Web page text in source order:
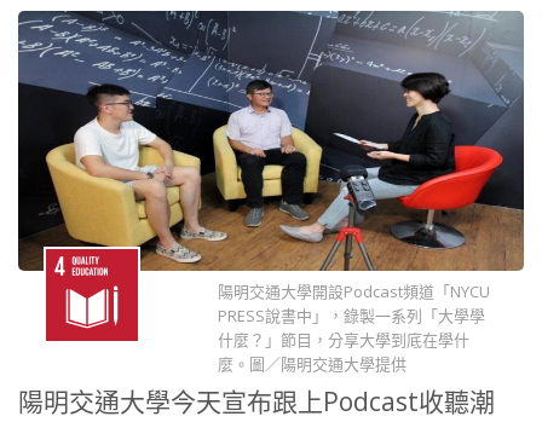
陽明交通大學開設Podcast頻道「NYCU
PRESS說書中」，錄製一系列「大學學
什麼？」節目，分享大學到底在學什
麼。圖／陽明交通大學提供
陽明交通大學今天宣布跟上Podcast收聽潮